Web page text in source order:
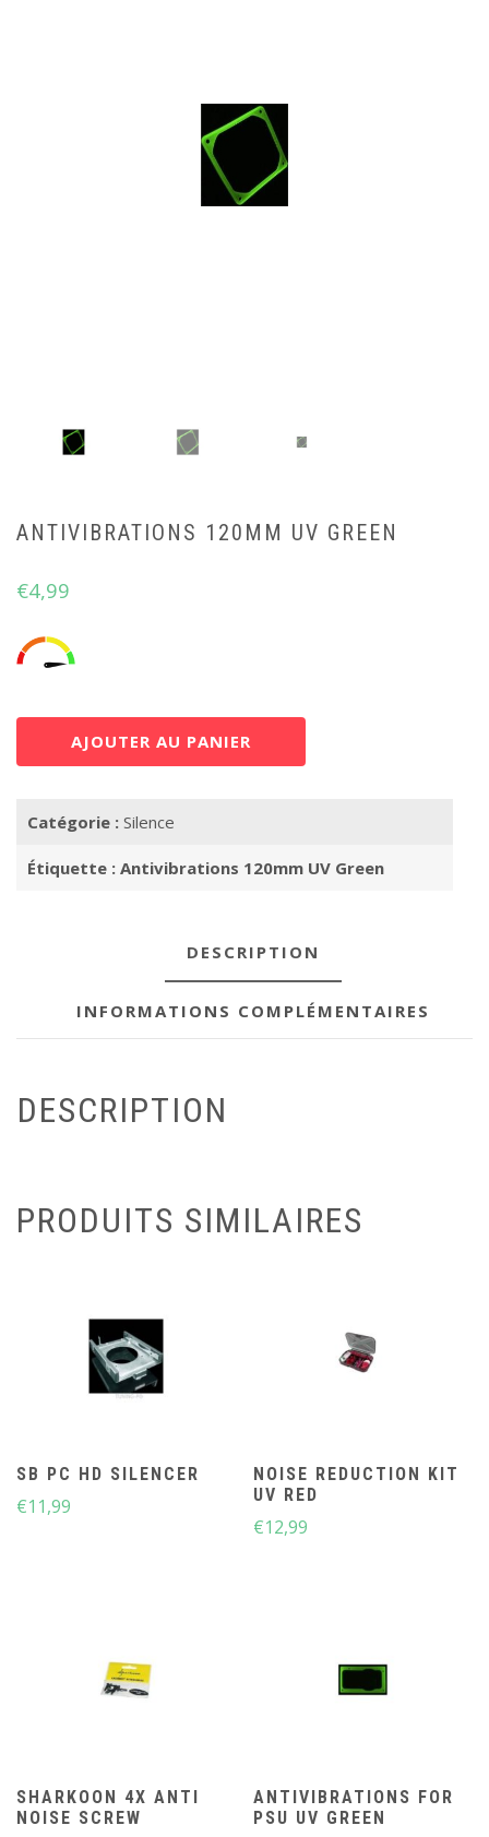
ANTIVIBRATIONS 120MM UV GREEN
€4,99
AJOUTER AU PANIER
Catégorie : Silence
Étiquette : Antivibrations 120mm UV Green
DESCRIPTION
INFORMATIONS COMPLÉMENTAIRES
DESCRIPTION
PRODUITS SIMILAIRES
SB PC HD SILENCER
€11,99
NOISE REDUCTION KIT
UV RED
€12,99
SHARKOON 4X ANTI
NOISE SCREW
ANTIVIBRATIONS FOR
PSU UV GREEN